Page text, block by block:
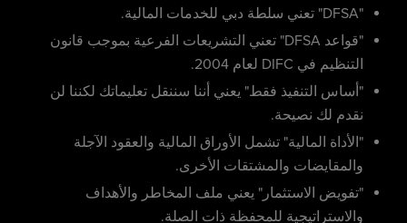
"DFSA" تعني سلطة دبي للخدمات المالية.
"قواعد DFSA" تعني التشريعات الفرعية بموجب قانون
التنظيم في DIFC لعام 2004.
"أساس التنفيذ فقط" يعني أننا سننقل تعليماتك لكننا لن
نقدم لك نصيحة.
"الأداة المالية" تشمل الأوراق المالية والعقود الآجلة
والمقايضات والمشتقات الأخرى.
"تفويض الاستثمار" يعني ملف المخاطر والأهداف
والاستراتيجية للمحفظة ذات الصلة.